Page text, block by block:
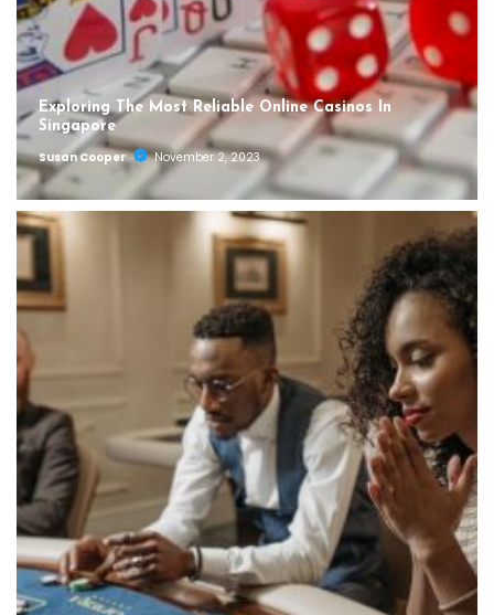
Exploring The Most Reliable Online Casinos In
Singapore
Susan Cooper
November 2, 2023